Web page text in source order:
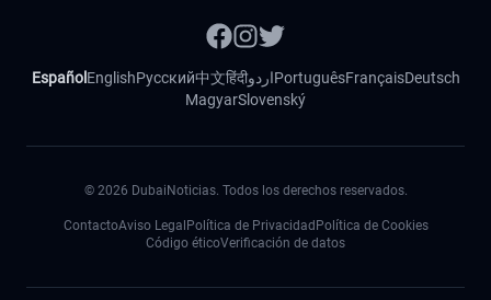
Español EnglishРусский中文हिंदीاردوPortuguêsFrançaisDeutsch
MagyarSlovenský
© 2026 DubaiNoticias. Todos los derechos reservados.
ContactoAviso Legal Política de Privacidad Política de Cookies
Código éticoVerificación de datos